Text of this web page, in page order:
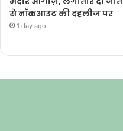
से नॉकआउट की दहलीज पर
1 day ago